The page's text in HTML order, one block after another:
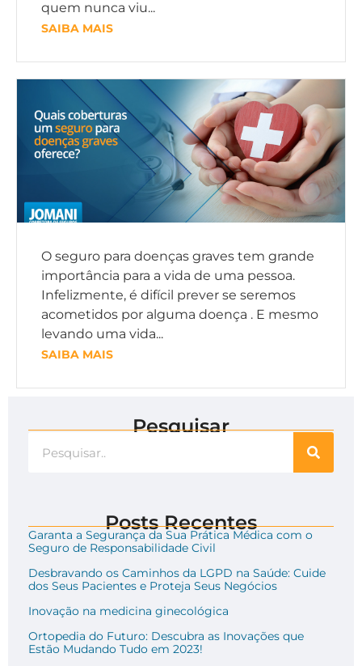
quem nunca viu...
SAIBA MAIS
O seguro para doenças graves tem grande
importância para a vida de uma pessoa.
Infelizmente, é difícil prever se seremos
acometidos por alguma doença . E mesmo
levando uma vida...
SAIBA MAIS
Pesquisar
Posts Recentes
Garanta a Segurança da Sua Prática Médica com o
Seguro de Responsabilidade Civil
Desbravando os Caminhos da LGPD na Saúde: Cuide
dos Seus Pacientes e Proteja Seus Negócios
Inovação na medicina ginecológica
Ortopedia do Futuro: Descubra as Inovações que
Estão Mudando Tudo em 2023!